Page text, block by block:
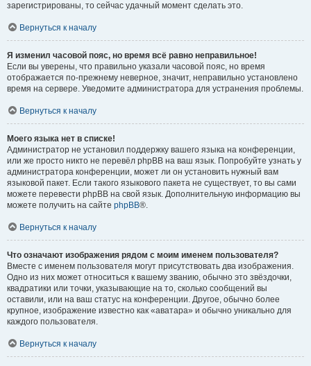
зарегистрированы, то сейчас удачный момент сделать это.
Вернуться к началу
Я изменил часовой пояс, но время всё равно неправильное!
Если вы уверены, что правильно указали часовой пояс, но время
отображается по-прежнему неверное, значит, неправильно установлено
время на сервере. Уведомите администратора для устранения проблемы.
Вернуться к началу
Моего языка нет в списке!
Администратор не установил поддержку вашего языка на конференции,
или же просто никто не перевёл phpBB на ваш язык. Попробуйте узнать у
администратора конференции, может ли он установить нужный вам
языковой пакет. Если такого языкового пакета не существует, то вы сами
можете перевести phpBB на свой язык. Дополнительную информацию вы
можете получить на сайте phpBB®.
Вернуться к началу
Что означают изображения рядом с моим именем пользователя?
Вместе с именем пользователя могут присутствовать два изображения.
Одно из них может относиться к вашему званию, обычно это звёздочки,
квадратики или точки, указывающие на то, сколько сообщений вы
оставили, или на ваш статус на конференции. Другое, обычно более
крупное, изображение известно как «аватара» и обычно уникально для
каждого пользователя.
Вернуться к началу